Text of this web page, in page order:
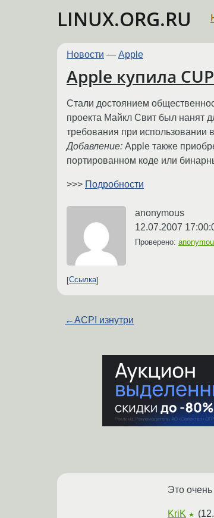
LINUX.ORG.RU
Новости — Apple
Apple купила
Стали достоянием
проекта Майкл Свит был нанят
требования при использовании
Добавление: Apple также
портированном коде или
>>> Подробности
anonymous
12.07.2007
Проверено:
Ссылка
←ACPI изнутри
Это
KriK ★ (